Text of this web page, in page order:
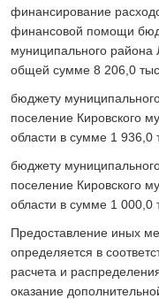
финансирование
финансовой помощи
муниципального района
общей сумме 8 206,0
бюджету
поселение Кировского
области в сумме 1 936,0
бюджету
поселение Кировского
области в сумме 1 000,0
Предоставление иных
определяется в
расчета и
оказание